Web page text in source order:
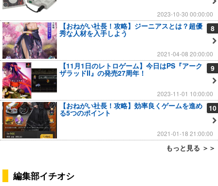
2023-10-30 00:00:00
8
【おねがい社長！攻略】ジーニアスとは？超優
秀な人材を入手しよう
2021-04-08 20:00:00
9
【11月1日のレトロゲーム】今日はPS『アーク
ザラッドII』の発売27周年！
2023-11-01 10:00:00
10
【おねがい社長！攻略】効率良くゲームを進め
る5つのポイント
2021-01-18 21:00:00
もっと見る ＞＞
編集部イチオシ